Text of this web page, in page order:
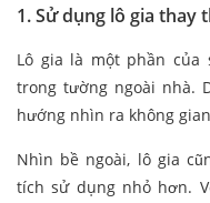
1. Sử dụng lô gia thay
Lô gia là một phần của
trong tường ngoài nhà.
hướng nhìn ra không
Nhìn bề ngoài, lô gia
tích sử dụng nhỏ hơn.